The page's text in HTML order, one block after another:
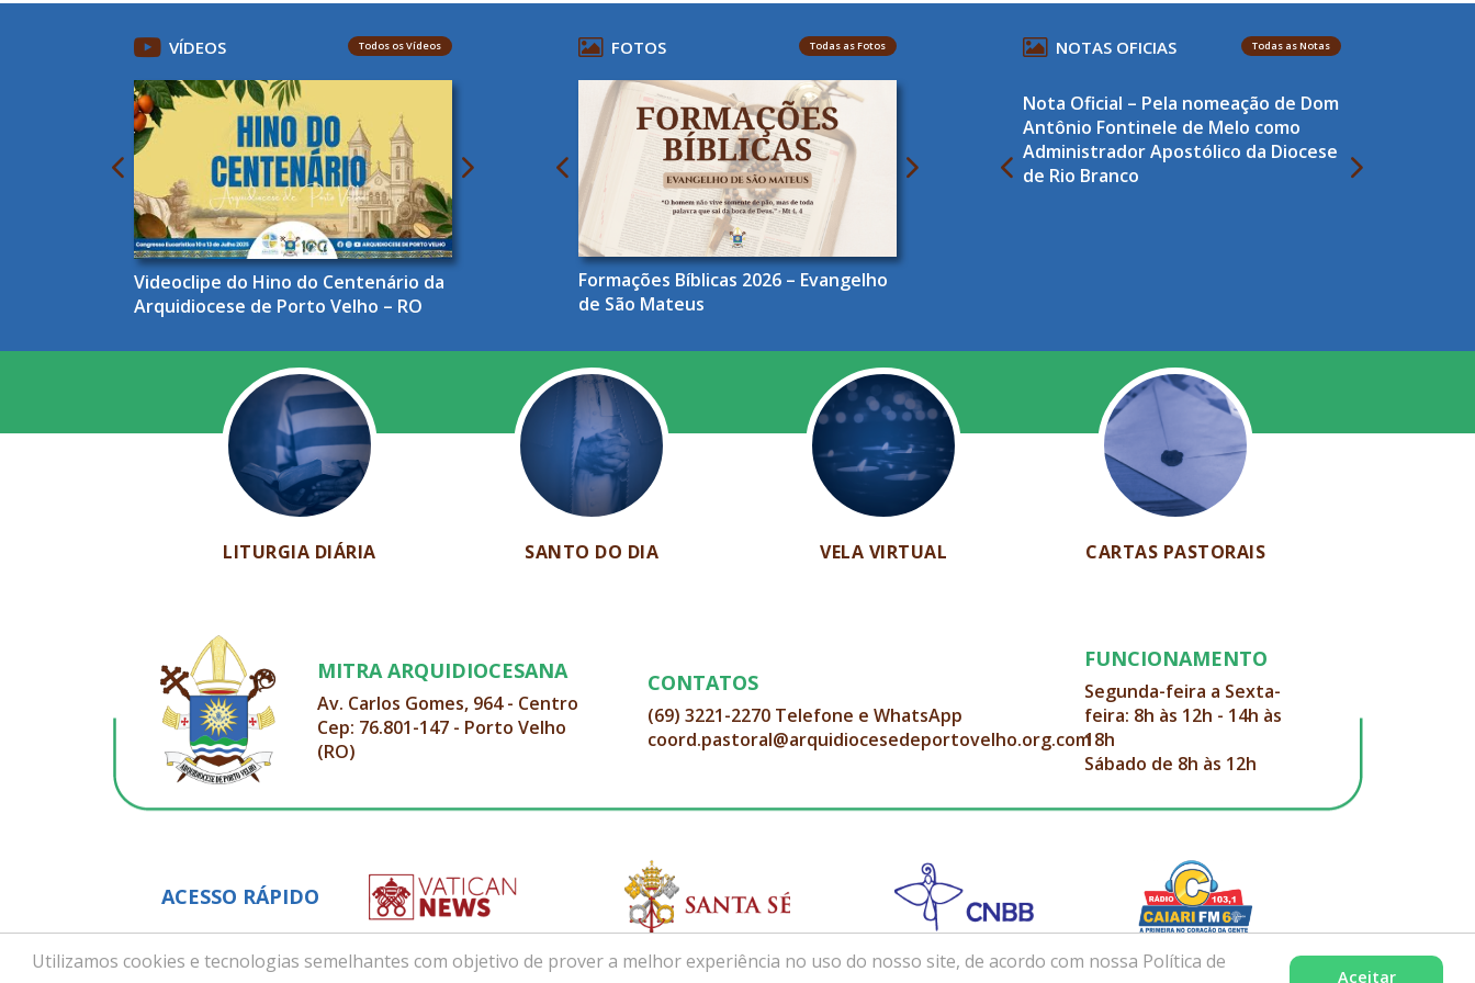
Utilizamos cookies e tecnologias semelhantes com objetivo de prover a melhor experiência no uso do nosso site, de acordo com nossa Política de
Aceitar
VÍDEOS Todos os Vídeos
Videoclipe do Hino do Centenário da
Arquidiocese de Porto Velho – RO
FOTOS Todas as Fotos
Formações Bíblicas 2026 – Evangelho
de São Mateus
NOTAS OFICIAS Todas as Notas
Nota Oficial – Pela nomeação de Dom
Antônio Fontinele de Melo como
Administrador Apostólico da Diocese
de Rio Branco
LITURGIA DIÁRIA SANTO DO DIA VELA VIRTUAL CARTAS PASTORAIS
MITRA ARQUIDIOCESANA
Av. Carlos Gomes, 964 - Centro
Cep: 76.801-147 - Porto Velho
(RO)
CONTATOS
(69) 3221-2270 Telefone e WhatsApp
coord.pastoral@arquidiocesedeportovelho.org.com
FUNCIONAMENTO
Segunda-feira a Sexta-
feira: 8h às 12h - 14h às
18h
Sábado de 8h às 12h
ACESSO RÁPIDO